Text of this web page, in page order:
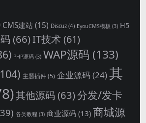
CMS建站 (15) Discuz (4) EyouCMS模板 (3) H5
(66)IT技术 (61)
PHP源码 (3) WAP源码 (133)
主题插件(5) 企业源码 (24)其
其他源码 (63)分发/发卡
各类教程 (3) 商业源码 (13) 商城源